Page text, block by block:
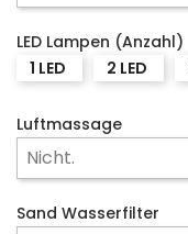
LED Lampen (Anzahl)
1 LED
2 LED
Luftmassage
Sand Wasserfilter